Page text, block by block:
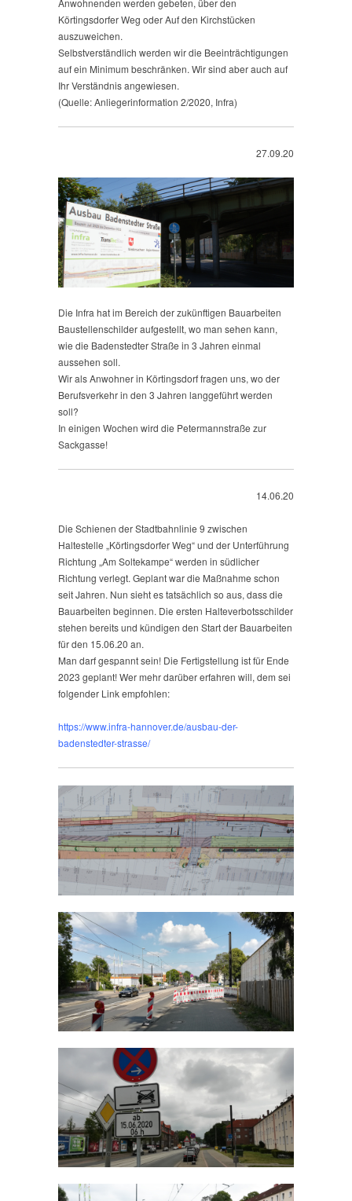
Körtingsdorfer Weg oder Auf den Kirchstücken
auszuweichen.
Selbstverständlich werden wir die Beeinträchtigungen
auf ein Minimum beschränken. Wir sind aber auch auf
Ihr Verständnis angewiesen.
(Quelle: Anliegerinformation 2/2020, Infra)
27.09.20
Die Infra hat im Bereich der zukünftigen Bauarbeiten
Baustellenschilder aufgestellt, wo man sehen kann,
wie die Badenstedter Straße in 3 Jahren einmal
aussehen soll.
Wir als Anwohner in Körtingsdorf fragen uns, wo der
Berufsverkehr in den 3 Jahren langgeführt werden
soll?
In einigen Wochen wird die Petermannstraße zur
Sackgasse!
14.06.20
Die Schienen der Stadtbahnlinie 9 zwischen
Haltestelle „Körtingsdorfer Weg“ und der Unterführung
Richtung „Am Soltekampe“ werden in südlicher
Richtung verlegt. Geplant war die Maßnahme schon
seit Jahren. Nun sieht es tatsächlich so aus, dass die
Bauarbeiten beginnen. Die ersten Halteverbotsschilder
stehen bereits und kündigen den Start der Bauarbeiten
für den 15.06.20 an.
Man darf gespannt sein! Die Fertigstellung ist für Ende
2023 geplant! Wer mehr darüber erfahren will, dem sei
folgender Link empfohlen:
https://www.infra-hannover.de/ausbau-der-
badenstedter-strasse/